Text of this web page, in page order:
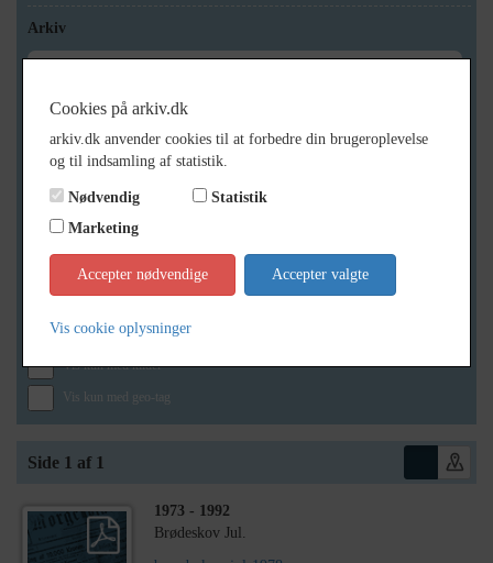
Arkiv
Geografi
Generelt
Vis kun med billeder
Vis kun med lydklip
Vis kun med kilder
Vis kun med geo-tag
Side 1 af 1
1973 - 1992
Brødeskov Jul.
Cookies på arkiv.dk
arkiv.dk anvender cookies til at forbedre din brugeroplevelse
og til indsamling af statistik.
Nødvendig
Statistik
Marketing
Accepter nødvendige Accepter valgte
Vis cookie oplysninger